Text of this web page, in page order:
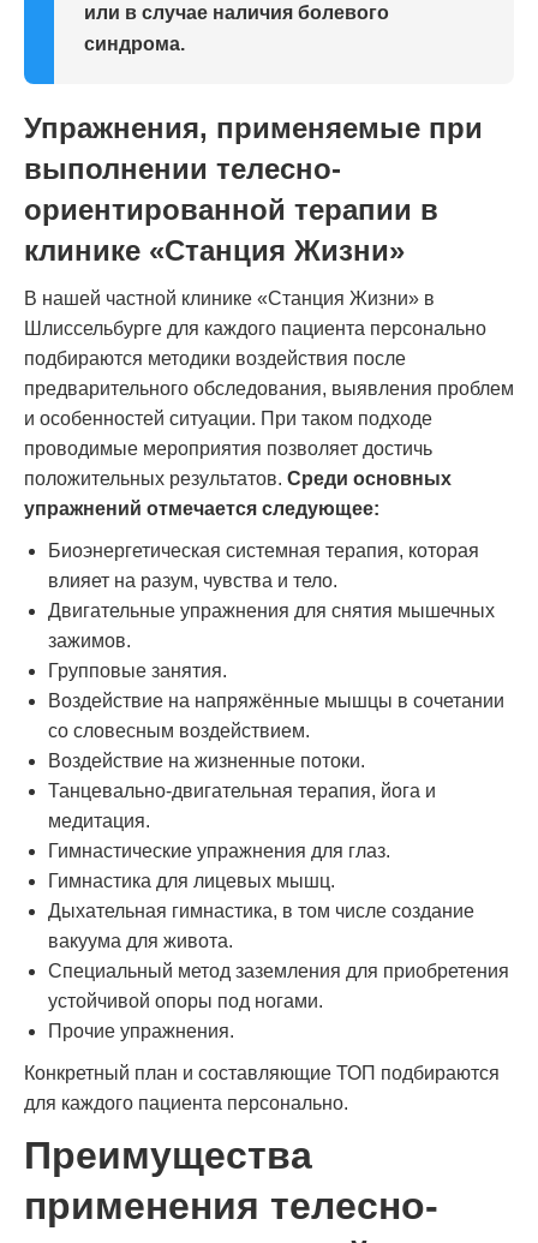
или в случае наличия болевого
синдрома.
Упражнения, применяемые при
выполнении телесно-
ориентированной терапии в
клинике «Станция Жизни»
В нашей частной клинике «Станция Жизни» в
Шлиссельбурге для каждого пациента персонально
подбираются методики воздействия после
предварительного обследования, выявления проблем
и особенностей ситуации. При таком подходе
проводимые мероприятия позволяет достичь
положительных результатов. Среди основных
упражнений отмечается следующее:
Биоэнергетическая системная терапия, которая
влияет на разум, чувства и тело.
Двигательные упражнения для снятия мышечных
зажимов.
Групповые занятия.
Воздействие на напряжённые мышцы в сочетании
со словесным воздействием.
Воздействие на жизненные потоки.
Танцевально-двигательная терапия, йога и
медитация.
Гимнастические упражнения для глаз.
Гимнастика для лицевых мышц.
Дыхательная гимнастика, в том числе создание
вакуума для живота.
Специальный метод заземления для приобретения
устойчивой опоры под ногами.
Прочие упражнения.
Конкретный план и составляющие ТОП подбираются
для каждого пациента персонально.
Преимущества
применения телесно-